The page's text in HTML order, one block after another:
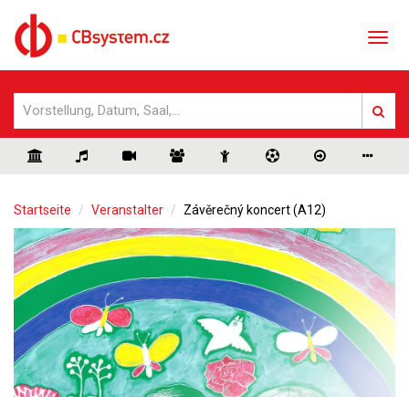
Startseite Veranstalter Závěrečný koncert (A12)